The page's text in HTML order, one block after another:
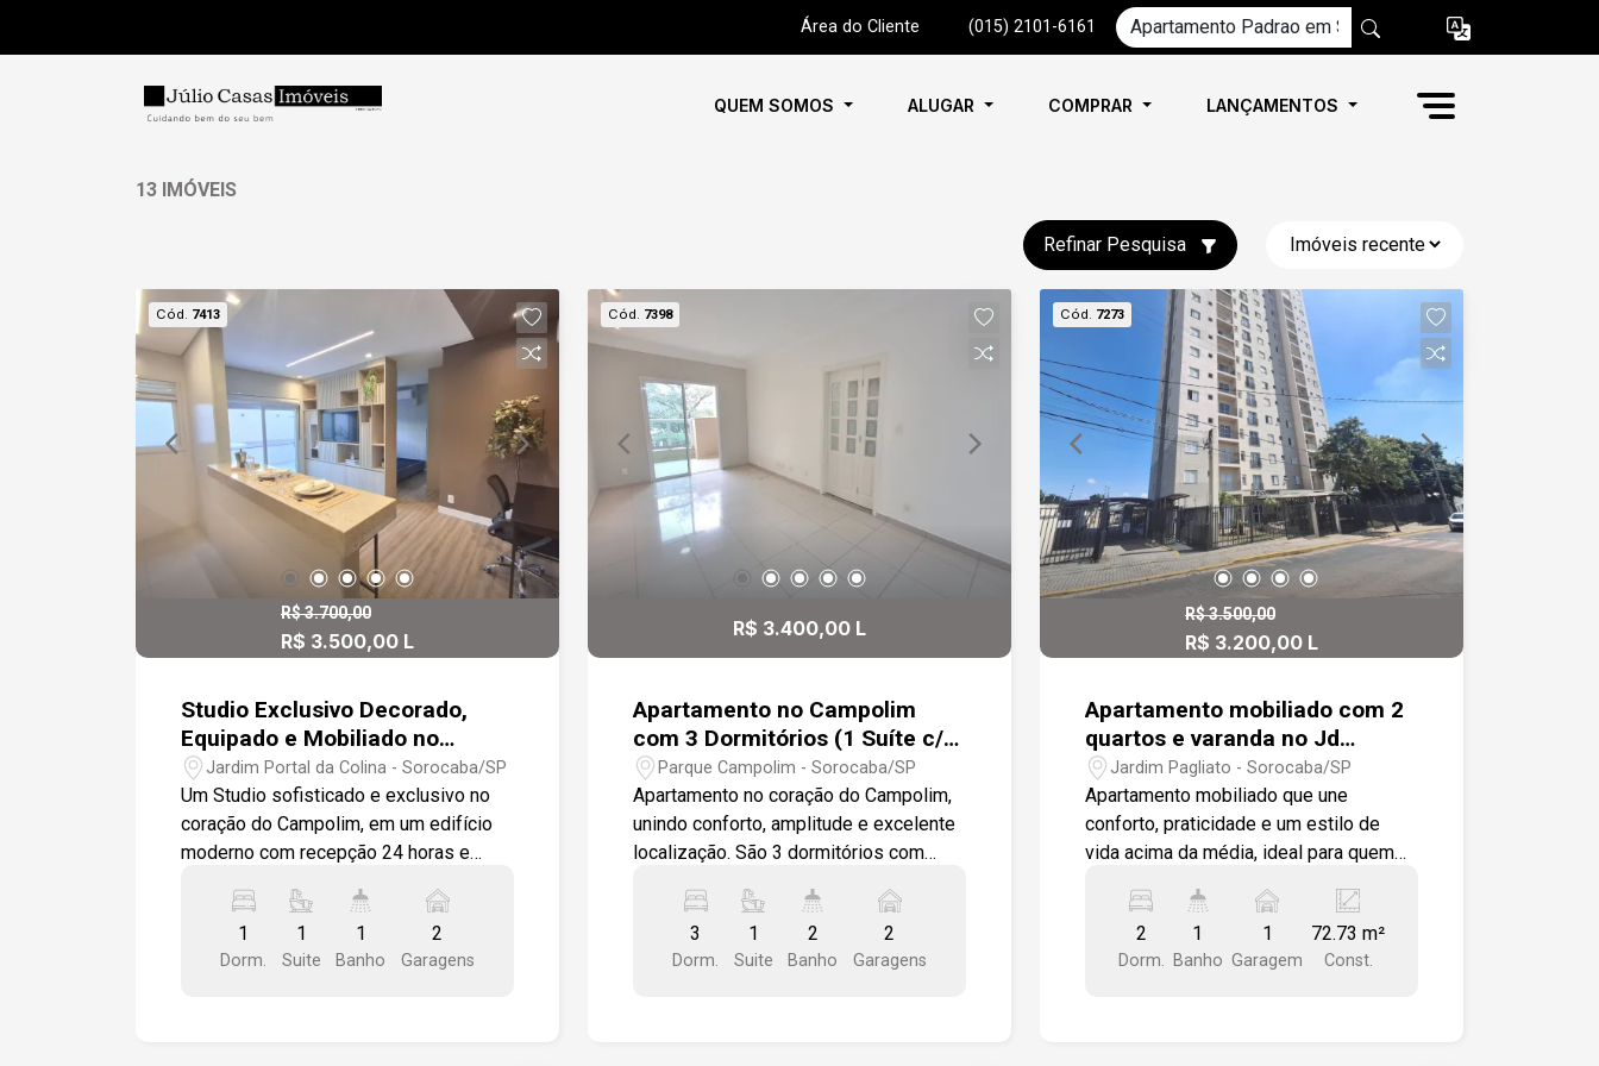
Área do Cliente (015) 2101-6161
QUEM SOMOS ALUGAR COMPRAR LANÇAMENTOS
13 IMÓVEIS
Refinar Pesquisa
Cód. 7413
R$ 3.700,00
R$ 3.500,00 L
Studio Exclusivo Decorado,
Equipado e Mobiliado no
Campolim com 132 m²,
Varanda Privativa, Deck e
Ofurô
Jardim Portal da Colina - Sorocaba/SP
Um Studio sofisticado e exclusivo no
coração do Campolim, em um edifício
moderno com recepção 24 horas e
valoriza praticidade, conforto e estilo
de vida. Com 65 m² de área privativa, o
apartamento surpreende pela amplitude
1
Dorm.
1
Suite
1
Banho
2
Garagens
Cód. 7398
R$ 3.400,00 L
Apartamento no Campolim
com 3 Dormitórios (1 Suíte c/
Hidro) Piscina, Churrasqueira e
2 vagas
Parque Campolim - Sorocaba/SP
Apartamento no coração do Campolim,
unindo conforto, amplitude e excelente
localização. São 3 dormitórios com
com banheira de hidromassagem. A
sala de jantar integrada à sala de estar
proporciona um ambiente aconchegante
3
Dorm.
1
Suite
2
Banho
2
Garagens
Cód. 7273
R$ 3.500,00
R$ 3.200,00 L
Apartamento mobiliado com 2
quartos e varanda no Jd
Pagliato
Jardim Pagliato - Sorocaba/SP
Apartamento mobiliado que une
conforto, praticidade e um estilo de
vida acima da média, ideal para quem
dois dormitórios bem distribuídos,
ambientes planejados e uma varanda
que convida a desacelerar, perfeita para
2
Dorm.
1
Banho
1
Garagem
72.73 m²
Const.